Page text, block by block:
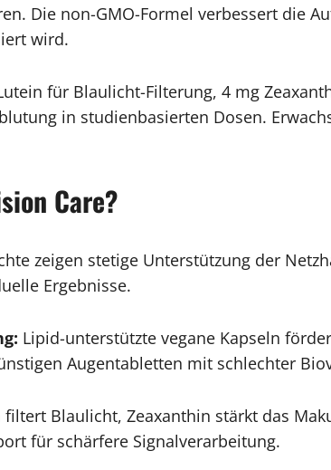
Die non-GMO-Formel verbessert die
wird.
für Blaulicht-Filterung, 4 mg
in studienbasierten Dosen.
Care?
zeigen stetige Unterstützung der
Ergebnisse.
Lipid-unterstützte vegane Kapseln
Augentabletten mit schlechter
filtert Blaulicht, Zeaxanthin stärkt das
für schärfere Signalverarbeitung.